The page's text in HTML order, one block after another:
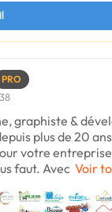
PRO
graphiste &
plus de 20
votre
faut. Avec Voir